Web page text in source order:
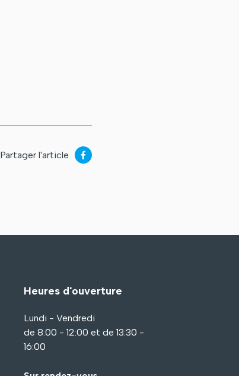
Partager l'article
Heures d'ouverture
Lundi - Vendredi
de 8:00 - 12:00 et de 13:30 -
16:00